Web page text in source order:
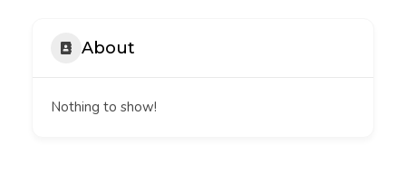
About
Nothing to show!